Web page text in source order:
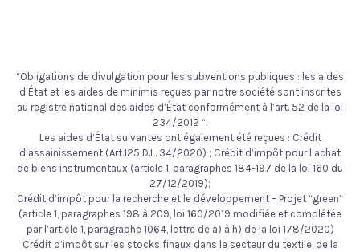
“Obligations de divulgation pour les subventions publiques : les aides
d’État et les aides de minimis reçues par notre société sont inscrites
au registre national des aides d’État conformément à l’art. 52 de la loi
234/2012 “.
Les aides d’État suivantes ont également été reçues : Crédit
d’assainissement (Art.125 D.L. 34/2020) ; Crédit d’impôt pour l’achat
de biens instrumentaux (article 1, paragraphes 184-197 de la loi 160 du
27/12/2019);
Crédit d’impôt pour la recherche et le développement – Projet “green”
(article 1, paragraphes 198 à 209, loi 160/2019 modifiée et complétée
par l’article 1, paragraphe 1064, lettre de a) à h) de la loi 178/2020)
Crédit d’impôt sur les stocks finaux dans le secteur du textile, de la